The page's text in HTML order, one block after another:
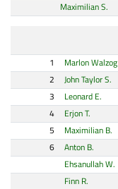
Maximilian S.
1 Marlon Walzog
2
John Taylor S.
3
Leonard E.
4
Erjon T.
5
Maximilian B.
6
Anton B.
Ehsanullah W.
Finn R.